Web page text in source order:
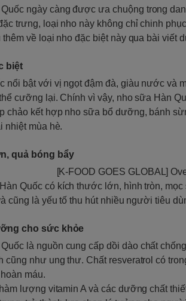
ngày càng được ưa chuộng trong
trưng, loại nho này không chỉ chinh
thêm về loại nho đặc biệt này qua bài
biệt
nổi bật với vị ngọt đậm đà, giàu nước và
cưỡng lại. Chính vì vậy, nho sữa Hàn
chảo kết hợp nho sữa bổ dưỡng, bánh
nhiệt mùa hè.
quả bóng bẩy
Quốc có kích thước lớn, hình tròn,
cũng là yếu tố thu hút nhiều người tiêu
cho sức khỏe
là nguồn cung cấp dồi dào chất
cũng như ung thư. Chất resveratrol có
máu.
lượng vitamin A và các dưỡng chất